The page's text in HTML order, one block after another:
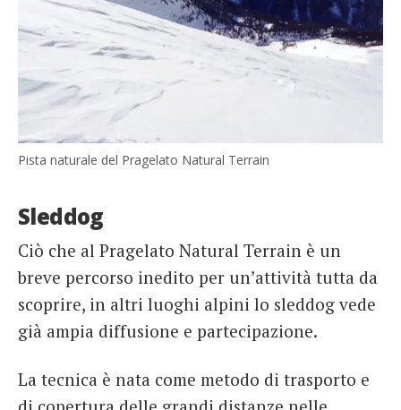
Pista naturale del Pragelato Natural Terrain
Sleddog
Ciò che al Pragelato Natural Terrain è un
breve percorso inedito per un’attività tutta da
scoprire, in altri luoghi alpini lo sleddog vede
già ampia diffusione e partecipazione.
La tecnica è nata come metodo di trasporto e